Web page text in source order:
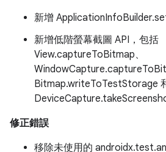
新增
新增低階螢幕截圖 API，包括
View.captureToBitmap、
Bitmap.writeToTestStorage
修正錯誤
移除未使用的